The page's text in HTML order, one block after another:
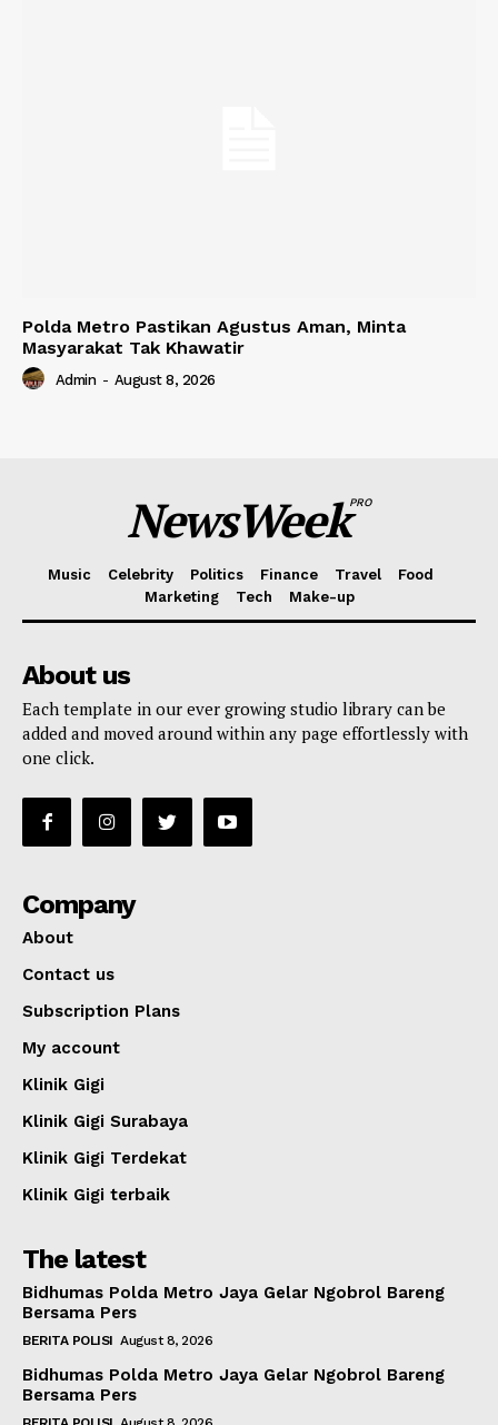
Polda Metro Pastikan Agustus Aman, Minta
Masyarakat Tak Khawatir
Admin - August 8, 2026
NewsWeekPRO
Music Celebrity Politics Finance Travel
Food
Marketing
Tech Make-up
About us
Each template in our ever growing studio library can be
added and moved around within any page effortlessly with
one click.
Company
About
Contact us
Subscription Plans
My account
Klinik Gigi
Klinik Gigi Surabaya
Klinik Gigi Terdekat
Klinik Gigi terbaik
The latest
Bidhumas Polda Metro Jaya Gelar Ngobrol Bareng
Bersama Pers
BERITA POLISI August 8, 2026
Bidhumas Polda Metro Jaya Gelar Ngobrol Bareng
Bersama Pers